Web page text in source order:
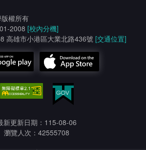
權所有
2008 [校內分機]
高雄市小港區大業北路436號 [交通位置]
新更新日期：115-08-06
瀏覽人次：42555708